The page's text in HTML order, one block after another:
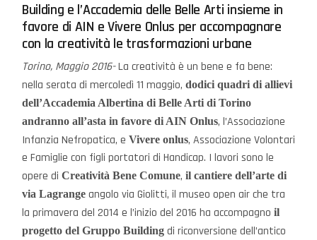
Building e l’Accademia delle Belle Arti insieme in
favore di AIN e Vivere Onlus per accompagnare
con la creatività le trasformazioni urbane
Torino, Maggio 2016-La creatività è un bene e fa bene:
nella serata di mercoledì 11 maggio, dodici quadri di allievi
dell’Accademia Albertina di Belle Arti di Torino
andranno all’asta in favore di AIN Onlus, l’Associazione
Infanzia Nefropatica, e Vivere onlus, Associazione Volontari
e Famiglie con figli portatori di Handicap. I lavori sono le
opere di Creatività Bene Comune, il cantiere dell’arte di
via Lagrange angolo via Giolitti, il museo open air che tra
la primavera del 2014 e l’inizio del 2016 ha accompagno il
progetto del Gruppo Building di riconversione dell’antico